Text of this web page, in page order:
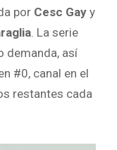
por Cesc Gay y
. La serie
demanda, así
#0, canal en el
restantes cada